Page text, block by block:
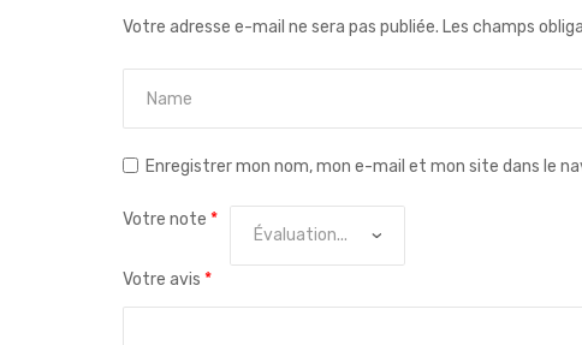
Votre adresse e-mail ne sera pas publiée. Les champs
Enregistrer mon nom, mon e-mail et mon site dans le
Votre note *
Votre avis *